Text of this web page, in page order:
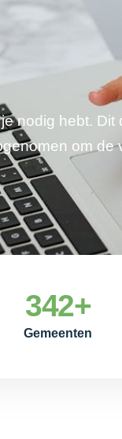
nodig hebt. Dit
om de
Gemeenten
342+